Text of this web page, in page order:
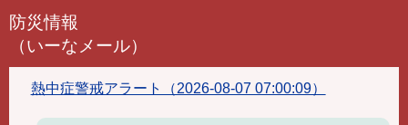
こ
防災情報
（いーなメール）
熱中症警戒アラート（2026-08-07 07:00:09）